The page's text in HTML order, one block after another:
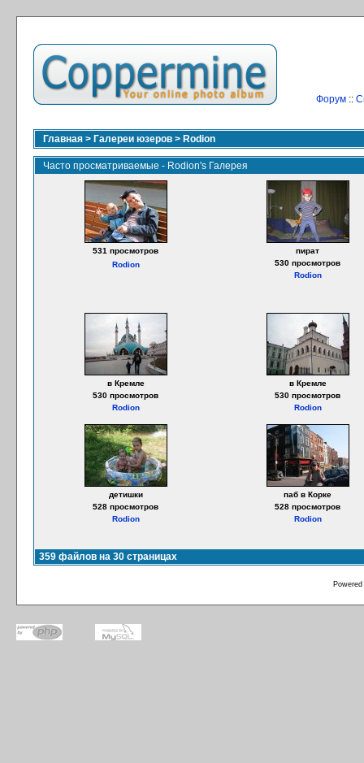
Форум::
Главная > Галереи юзеров > Rodion
Часто просматриваемые - Rodion's Галерея
531 просмотров
Rodion
пират
530 просмотров
Rodion
в Кремле
530 просмотров
Rodion
в Кремле
530 просмотров
Rodion
детишки
528 просмотров
Rodion
паб в Корке
528 просмотров
Rodion
359 файлов на 30 страницах